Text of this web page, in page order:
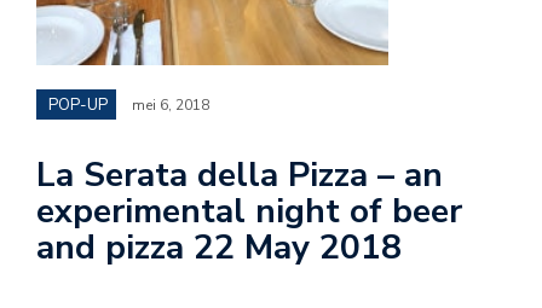
POP-UP mei 6, 2018
La Serata della Pizza – an
experimental night of beer
and pizza 22 May 2018